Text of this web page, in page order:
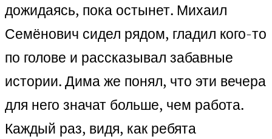
дожидаясь, пока остынет. Михаил
Семёнович сидел рядом, гладил кого-то
по голове и рассказывал забавные
истории. Дима же понял, что эти вечера
для него значат больше, чем работа.
Каждый раз, видя, как ребята